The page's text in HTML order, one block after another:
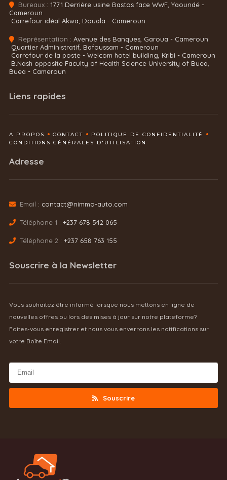
Bureaux : 1771 Derrière usine Bastos face WWF, Yaoundé -
Cameroun
Carrefour idéal Akwa, Douala - Cameroun
Représentation : Avenue des Banques, Garoua - Cameroun
Quartier Administratif, Bafoussam - Cameroun
Carrefour de la poste - Welcom hotel building, Kribi - Cameroun
B.Nash opposite Faculty of Health Science University of Buea,
Buea - Cameroun
Liens rapides
A PROPOS CONTACT
POLITIQUE DE CONFIDENTIALITÉ
CONDITIONS GÉNÉRALES D'UTILISATION
Adresse
Email : contact@nimmo-auto.com
Téléphone 1 : +237 678 542 065
Téléphone 2 : +237 658 763 155
Souscrire à la Newsletter
Vous souhaitez être informé lorsque nous mettons en ligne de
nouvelles offres ou lors des mises à jour sur notre plateforme?
Faites-vous enregistrer et nous vous enverrons les notifications sur
votre Boîte Email.
Souscrire